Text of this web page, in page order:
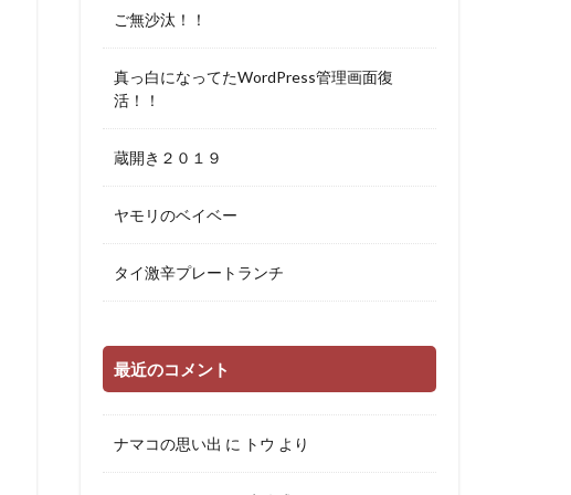
ご無沙汰！！
真っ白になってたWordPress管理画面復
活！！
蔵開き２０１９
ヤモリのベイベー
タイ激辛プレートランチ
最近のコメント
ナマコの思い出 に トウ より